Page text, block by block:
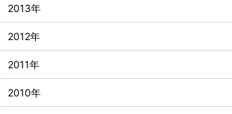
2013年
2012年
2011年
2010年